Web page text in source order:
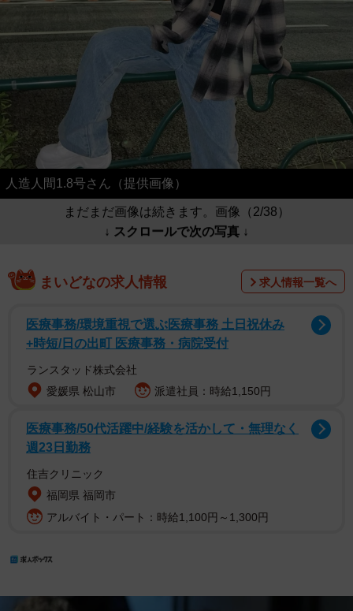
人造人間1.8号さん（提供画像）
まだまだ画像は続きます。画像（2/38）
↓ スクロールで次の写真 ↓
まいどなの求人情報 求人情報一覧へ
医療事務/環境重視で選ぶ医療事務 土日祝休み
+時短/日の出町 医療事務・病院受付
ランスタッド株式会社
愛媛県 松山市
派遣社員：時給1,150円
医療事務/50代活躍中/経験を活かして・無理なく
週23日勤務
住吉クリニック
福岡県 福岡市
アルバイト・パート：時給1,100円～1,300円